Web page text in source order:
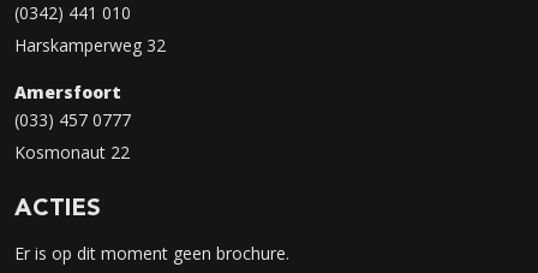
(0342) 441 010
Harskamperweg 32
Amersfoort
(033) 457 0777
Kosmonaut 22
ACTIES
Er is op dit moment geen brochure.